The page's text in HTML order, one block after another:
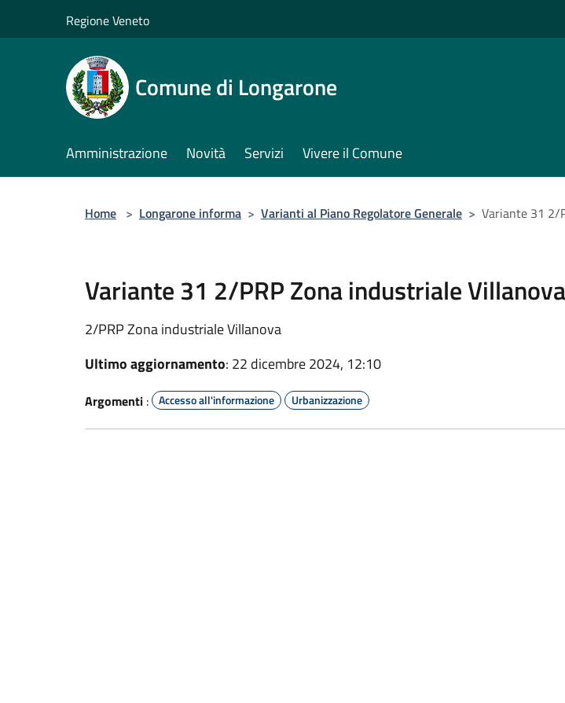
Regione Veneto
Comune di Longarone
Amministrazione Novità Servizi Vivere il Comune
Home > Longarone informa > Varianti al Piano Regolatore Generale > Variante 31 2/
Variante 31 2/PRP Zona industriale Villanova
2/PRP Zona industriale Villanova
Ultimo aggiornamento: 22 dicembre 2024, 12:10
Argomenti : Accesso all'informazione Urbanizzazione